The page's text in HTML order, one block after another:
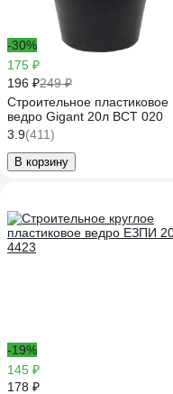
-30%
175 ₽
196 ₽249 ₽
Строительное пластиковое
ведро Gigant 20л BCT 020
3.9(411)
В корзину
-19%
145 ₽
178 ₽